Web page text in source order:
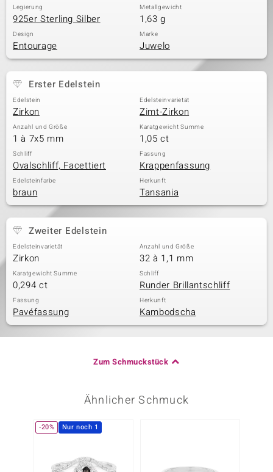
Legierung
925er Sterling Silber
Metallgewicht
1,63 g
Design
Entourage
Marke
Juwelo
Erster Edelstein
Edelstein
Zirkon
Edelsteinvarietät
Zimt-Zirkon
Anzahl und Größe
1 à 7x5 mm
Karatgewicht Summe
1,05 ct
Schliff
Ovalschliff, Facettiert
Fassung
Krappenfassung
Edelsteinfarbe
braun
Herkunft
Tansania
Zweiter Edelstein
Edelsteinvarietät
Zirkon
Anzahl und Größe
32 à 1,1 mm
Karatgewicht Summe
0,294 ct
Schliff
Runder Brillantschliff
Fassung
Pavéfassung
Herkunft
Kambodscha
Zum Schmuckstück
Ähnlicher Schmuck
-20% Nur noch 1